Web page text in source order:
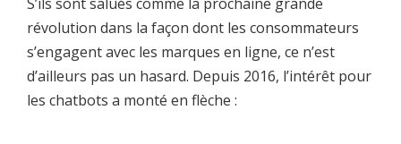
révolution dans la façon dont les consommateurs
s’engagent avec les marques en ligne, ce n’est
d’ailleurs pas un hasard. Depuis 2016, l’intérêt pour
les chatbots a monté en flèche :